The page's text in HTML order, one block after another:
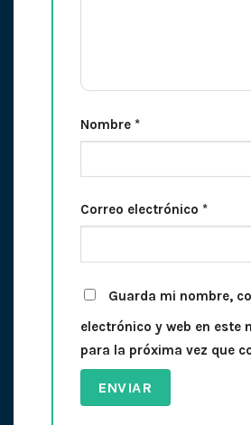
Nombre *
Correo electrónico *
Guarda mi nombre,
electrónico y web en este
para la próxima vez que